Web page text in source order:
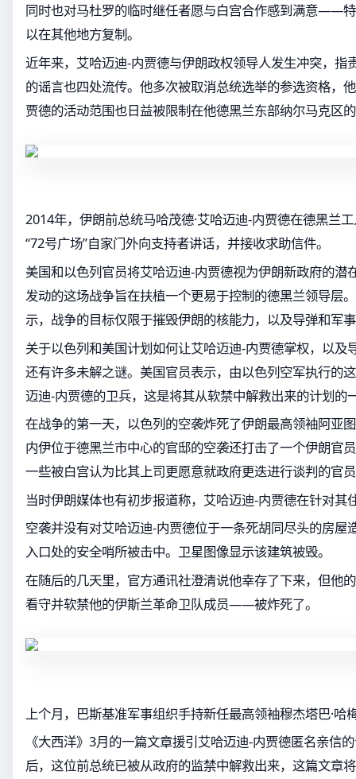
同时也对马杜罗的临时继任者愿与白宫合作感到满意——
以在其他地方复制。
近年来，艾哈迈迪-内贾德与伊朗政权领导人发生冲突，指
的谣言也四处流传。他多次被取消总统选举的参选资格，
贾德的活动范围也日益被限制在他德黑兰东部纳尔马克区
2014年，伊朗前总统马哈茂德·艾哈迈迪-内贾德在德黑兰
“72号广场”自家门外向支持者讲话，并接收求助信件。
美国和以色列官员将艾哈迈迪-内贾德视为伊朗新政府的潜
发动的这场战争旨在扶植一个更易于控制的德黑兰领导层
示，战争的目标仅限于摧毁伊朗的核能力，以及导弹和军
关于以色列和美国计划如何让艾哈迈迪-内贾德掌权，以及
还有许多未解之谜。美国官员表示，由以色列空军执行的
迈迪-内贾德的卫兵，这是将其从软禁中解救出来的计划的
在战争的第一天，以色列的空袭炸死了伊朗最高领袖阿亚
内伊位于德黑兰市中心的官邸的空袭还打击了一个伊朗官
一些被白宫认为比其上司更愿意就政府更迭进行谈判的官
当时伊朗媒体也有初步报道称，艾哈迈迪-内贾德在针对其
空袭并没有对艾哈迈迪-内贾德位于一条死胡同尽头的房屋
入口处的安全哨所被击中。卫星图像显示该建筑被毁。
在随后的几天里，官方通讯社澄清说他幸存了下来，但他
看守并软禁他的伊斯兰革命卫队成员——被炸死了。
上个月，巴斯基准军事组织手持新任最高领袖穆杰塔巴·哈
《大西洋》3月的一篇文章援引艾哈迈迪-内贾德匿名亲信
后，这位前总统已被从政府的监禁中解救出来，这篇文章